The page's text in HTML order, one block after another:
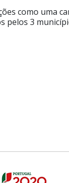
como uma
pelos 3